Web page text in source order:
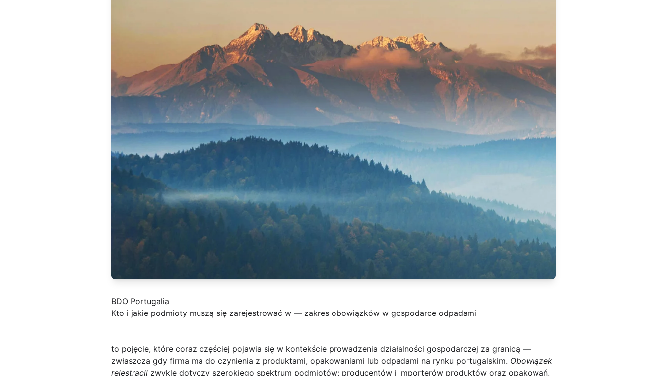
BDO Portugalia
Kto i jakie podmioty muszą się zarejestrować w — zakres obowiązków w gospodarce odpadami
to pojęcie, które coraz częściej pojawia się w kontekście prowadzenia działalności gospodarczej za granicą —
zwłaszcza gdy firma ma do czynienia z produktami, opakowaniami lub odpadami na rynku portugalskim. Obowiązek
rejestracji zwykle dotyczy szerokiego spektrum podmiotów: producentów i importerów produktów oraz opakowań,